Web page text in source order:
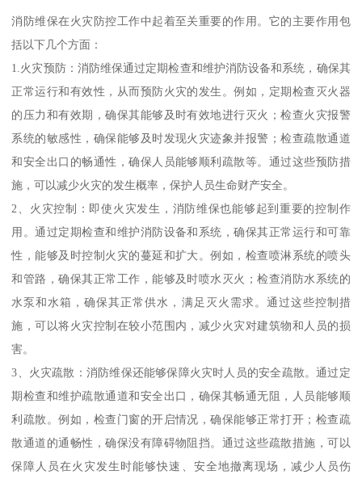
消防维保在火灾防控工作中起着至关重要的作用。它的主要作用包
括以下几个方面：
1.火灾预防：消防维保通过定期检查和维护消防设备和系统，确保其
正常运行和有效性，从而预防火灾的发生。例如，定期检查灭火器
的压力和有效期，确保其能够及时有效地进行灭火；检查火灾报警
系统的敏感性，确保能够及时发现火灾迹象并报警；检查疏散通道
和安全出口的畅通性，确保人员能够顺利疏散等。通过这些预防措
施，可以减少火灾的发生概率，保护人员生命财产安全。
2、火灾控制：即使火灾发生，消防维保也能够起到重要的控制作
用。通过定期检查和维护消防设备和系统，确保其正常运行和可靠
性，能够及时控制火灾的蔓延和扩大。例如，检查喷淋系统的喷头
和管路，确保其正常工作，能够及时喷水灭火；检查消防水系统的
水泵和水箱，确保其正常供水，满足灭火需求。通过这些控制措
施，可以将火灾控制在较小范围内，减少火灾对建筑物和人员的损
害。
3、火灾疏散：消防维保还能够保障火灾时人员的安全疏散。通过定
期检查和维护疏散通道和安全出口，确保其畅通无阻，人员能够顺
利疏散。例如，检查门窗的开启情况，确保能够正常打开；检查疏
散通道的通畅性，确保没有障碍物阻挡。通过这些疏散措施，可以
保障人员在火灾发生时能够快速、安全地撤离现场，减少人员伤